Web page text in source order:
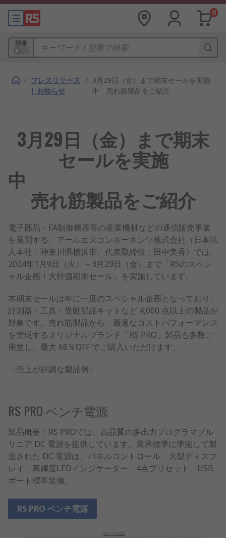
0
型番
/ プレスリリース
| お知らせ
/ 3月29日（金）まで期末セールを実施
中 売れ筋製品をご紹介
3月29日（金）まで期末
セールを実施
中
売れ筋製品をご紹介
電子部品・FA制御機器等の産業機材などの通信販売事業
を展開する、アールエスコンポーネンツ株式会社（日本法
人本社：神奈川県横浜市、代表取締役：田中美香）では、
2024年1月9日（火）～3月29日（金）まで「RSのスペシ
ャル企画！大特価期末セール」を実施しています。
本期末セールは年に一度のスペシャル企画となっており、
計測器・工具・受動部品キットなど 4,000 点以上の製品が
対象です。売れ筋製品から、最適なコストパフォーマンス
を実現するオリジナルブランド「RS PRO」製品も多数ご
用意し、最大 68％OFF でご購入いただけます。
〈売上が好調な製品例〉
RS PRO ベンチ電源
製品概要：RS PROでは、高品質の多出力プログラマブル
リニア DC 電源を提供しています。業界標準に準拠して製
造された DC 電源は、パネルコントロール、大型ディスプ
レイ、高輝度LEDインジケーター、4点プリセット、USB
ポート標準装備。
RS PRO ベンチ電源